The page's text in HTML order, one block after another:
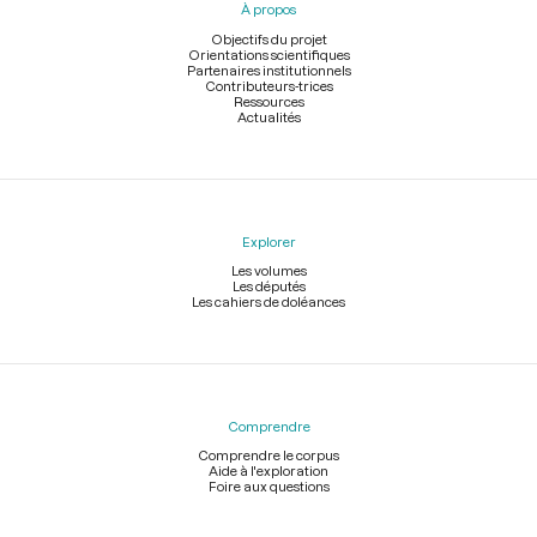
À propos
Objectifs du projet
Orientations scientifiques
Partenaires institutionnels
Contributeurs-trices
Ressources
Actualités
Explorer
Les volumes
Les députés
Les cahiers de doléances
Comprendre
Comprendre le corpus
Aide à l'exploration
Foire aux questions